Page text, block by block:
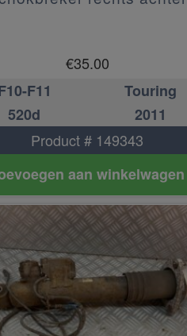
€35.00
F11
Touring
520d
2011
Product # 149343
aan winkelwagen